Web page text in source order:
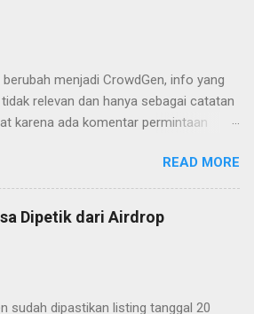
berubah menjadi CrowdGen, info yang
relevan dan hanya sebagai catatan
karena ada komentar permintaan
saja yang perlu dilakukan. Cara
Yaitu tinggal mengakses
formulir yang ada. Berikut adalah poin-
READ MORE
Dipetik dari Airdrop
sudah dipastikan listing tanggal 20